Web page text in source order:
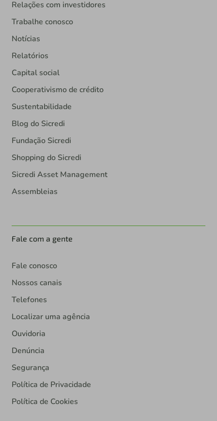
Relações com investidores
Trabalhe conosco
Notícias
Relatórios
Capital social
Cooperativismo de crédito
Sustentabilidade
Blog do Sicredi
Fundação Sicredi
Shopping do Sicredi
Sicredi Asset Management
Assembleias
Fale com a gente
Fale conosco
Nossos canais
Telefones
Localizar uma agência
Ouvidoria
Denúncia
Segurança
Política de Privacidade
Política de Cookies